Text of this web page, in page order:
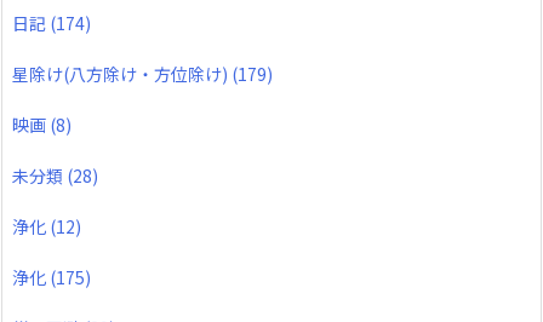
日記 (174)
星除け(八方除け・方位除け) (179)
映画 (8)
未分類 (28)
浄化 (12)
浄化 (175)